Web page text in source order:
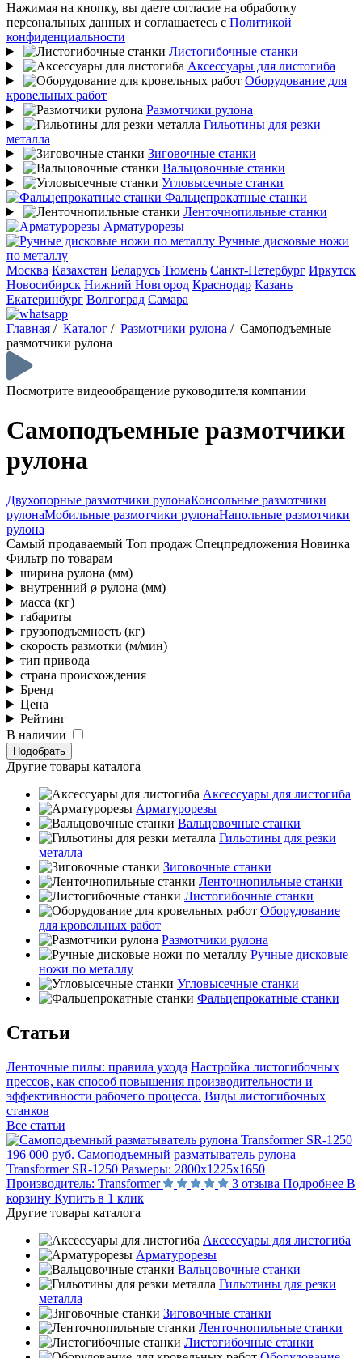
Нажимая на кнопку, вы даете согласие на обработку
персональных данных и соглашаетесь с Политикой
конфиденциальности
Листогибочные станки
Аксессуары для листогиба
Оборудование для
кровельных работ
Размотчики рулона
Гильотины для резки
металла
Зиговочные станки
Вальцовочные станки
Угловысечные станки
Фальцепрокатные станки
Ленточнопильные станки
Арматурорезы
Ручные дисковые ножи
по металлу
Москва Казахстан Беларусь Тюмень Санкт-Петербург Иркутск
Новосибирск Нижний Новгород Краснодар Казань
Екатеринбург Волгоград Самара
Главная / Каталог / Размотчики рулона / Самоподъемные
размотчики рулона
Посмотрите видеообращение руководителя компании
Самоподъемные размотчики
рулона
Двухопорные размотчики рулонаКонсольные размотчики
рулонаМобильные размотчики рулонаНапольные размотчики
рулона
Самый продаваемый Топ продаж Спецпредложения Новинка
Фильтр по товарам
ширина рулона (мм)
внутренний ø рулона (мм)
масса (кг)
габариты
грузоподъемность (кг)
скорость размотки (м/мин)
тип привода
страна происхождения
Бренд
Цена
Рейтинг
В наличии
Подобрать
Другие товары каталога
Аксессуары для листогиба
Арматурорезы
Вальцовочные станки
Гильотины для резки
металла
Зиговочные станки
Ленточнопильные станки
Листогибочные станки
Оборудование
для кровельных работ
Размотчики рулона
Ручные дисковые
ножи по металлу
Угловысечные станки
Фальцепрокатные станки
Статьи
Ленточные пилы: правила ухода Настройка листогибочных
прессов, как способ повышения производительности и
эффективности рабочего процесса. Виды листогибочных
станков
Все статьи
196 000 руб. Самоподъемный разматыватель рулона
Transformer SR-1250 Размеры: 2800х1225х1650
Производитель: Transformer 3 отзыва Подробнее В
корзину Купить в 1 клик
Другие товары каталога
Аксессуары для листогиба
Арматурорезы
Вальцовочные станки
Гильотины для резки
металла
Зиговочные станки
Ленточнопильные станки
Листогибочные станки